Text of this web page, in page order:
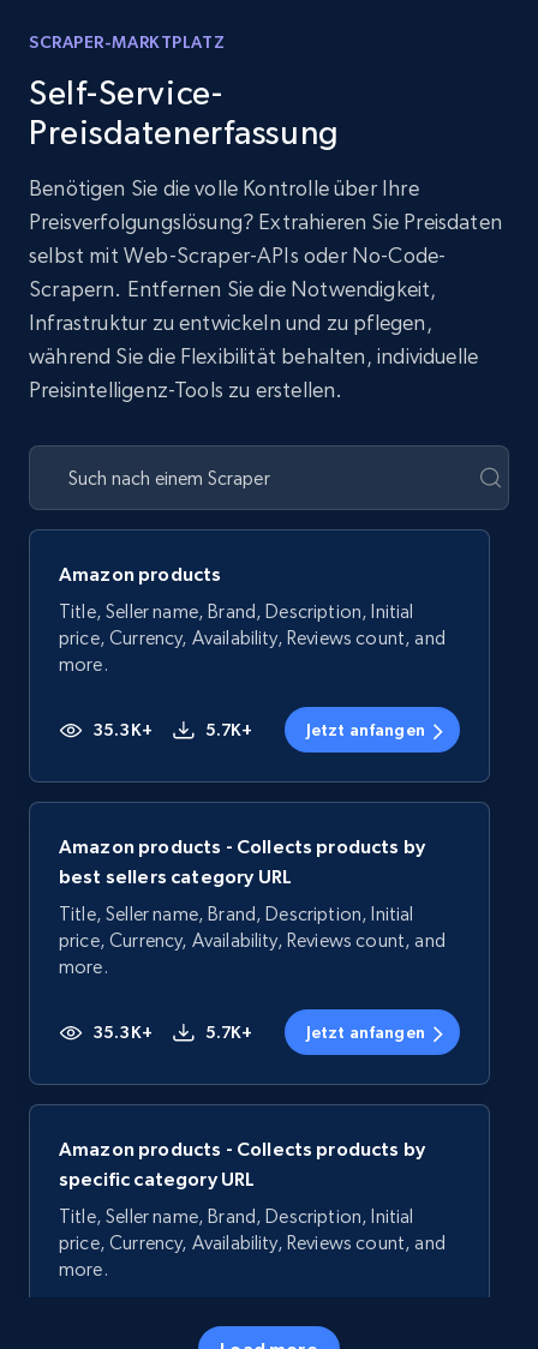
SCRAPER-MARKTPLATZ
Self-Service-
Preisdatenerfassung
Benötigen Sie die volle Kontrolle über Ihre
Preisverfolgungslösung? Extrahieren Sie Preisdaten
selbst mit Web-Scraper-APIs oder No-Code-
Scrapern. Entfernen Sie die Notwendigkeit,
Infrastruktur zu entwickeln und zu pflegen,
während Sie die Flexibilität behalten, individuelle
Preisintelligenz-Tools zu erstellen.
Amazon products
Title, Seller name, Brand, Description, Initial
price, Currency, Availability, Reviews count, and
more.
35.3K+ 5.7K+ Jetzt anfangen
Amazon products - Collects products by
best sellers category URL
Title, Seller name, Brand, Description, Initial
price, Currency, Availability, Reviews count, and
more.
35.3K+ 5.7K+ Jetzt anfangen
Amazon products - Collects products by
specific category URL
Title, Seller name, Brand, Description, Initial
price, Currency, Availability, Reviews count, and
more.
5.7K+ Jetzt anfangen